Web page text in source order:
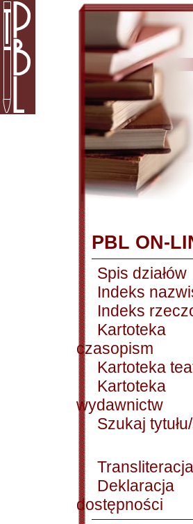
PBL ON-
Spis działów
Indeks
Indeks
Kartoteka
czasopism
Kartoteka
Kartoteka
wydawnictw
Szukaj
Transliteracja
Deklaracja
dostępności